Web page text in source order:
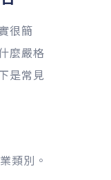
很簡
麼嚴格
是常見
類別。